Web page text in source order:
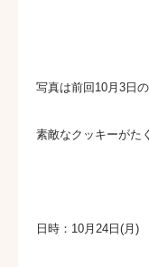
写真は前回10月3日
素敵なクッキーがた
日時：10月24日(月